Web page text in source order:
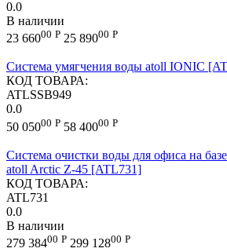
0.0
В наличии
23 66000 Р 25 89000 Р
Cистема умягчения воды atoll IONIC
КОД ТОВАРА:
ATLSSB949
0.0
50 05000 Р 58 40000 Р
Система очистки воды для офиса на
atoll Arctic Z-45 [ATL731]
КОД ТОВАРА:
ATL731
0.0
В наличии
279 38400 Р 299 12800 Р